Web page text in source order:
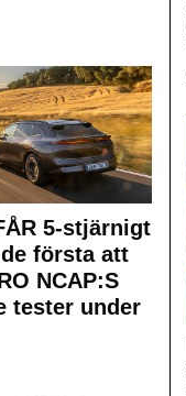
5-stjärnigt
första att
NCAP:S
tester under